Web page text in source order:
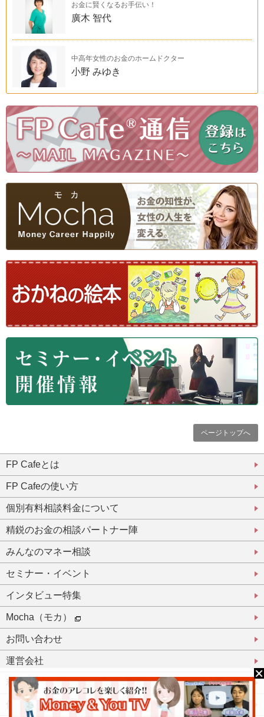
お金に賢くなるお手伝い！
廣木 智代
中高年女性のお金のホームドクター
小野 みゆき
ページトップへ
FP Cafeとは
FP Cafeの使い方
個別有料相談料金について
精鋭のお金の相談パートナー陣
みんなのマネー相談
セミナー・イベント
インタビュー特集
Mocha（モカ）
お問い合わせ
運営会社
利用規約
個人情報保護方針